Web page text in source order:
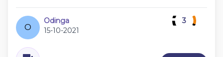
O
Odinga
15-10-2021
3